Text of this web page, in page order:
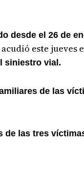
desde el 26 de
este jueves
siniestro vial.
de las
de las tres